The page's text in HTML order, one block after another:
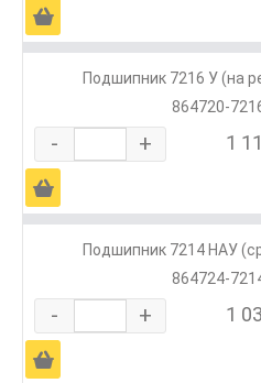
Ä
Подшипник 7216 У (на
864720-
- + 1
Ä
Подшипник 7214 НАУ
864724-
- + 1
Ä